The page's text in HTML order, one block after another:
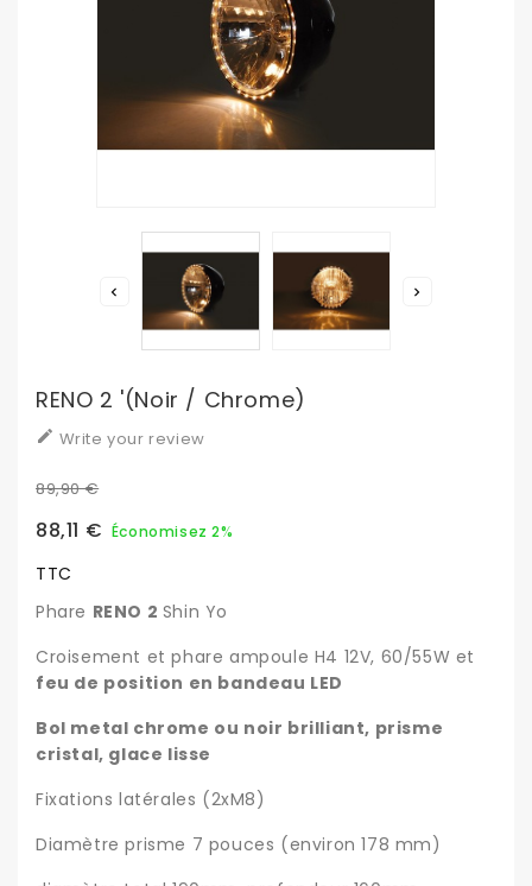
 
RENO 2 '(noir / Chrome)
 Write your review
89,90 €
88,11 € Économisez 2%
TTC
Phare RENO 2 Shin Yo
Croisement et phare ampoule H4 12V, 60/55W et
feu de position en bandeau LED
Bol metal chrome ou noir brilliant, prisme
cristal, glace lisse
Fixations latérales (2xM8)
Diamètre prisme 7 pouces (environ 178 mm)